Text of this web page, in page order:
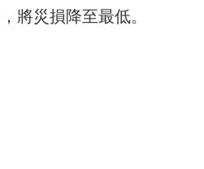
將災損降至最低。